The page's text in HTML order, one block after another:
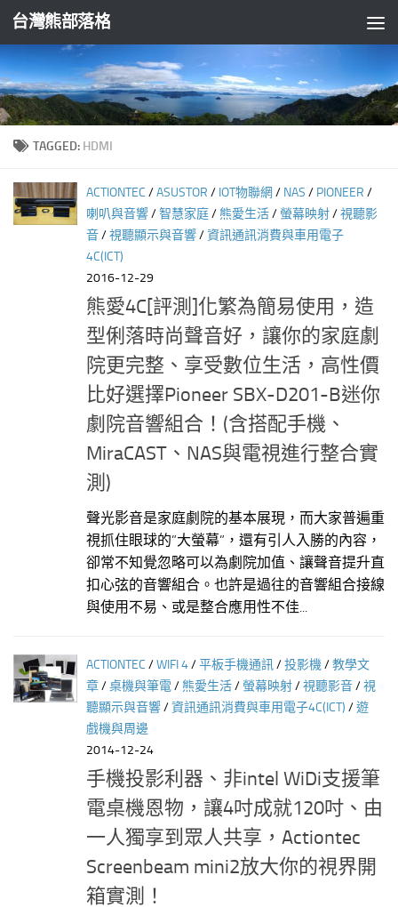
Skip to content
台灣熊部落格
TAGGED: HDMI
ACTIONTEC /ASUSTOR / IOT物聯網 / NAS / PIONEER /
喇叭與音響/智慧家庭/ 熊愛生活/ 螢幕映射/視聽影
音/視聽顯示與音響/資訊通訊消費與車用電子
4C(ICT)
2016-12-29
熊愛4C[評測]化繁為簡易使用，造
型俐落時尚聲音好，讓你的家庭劇
院更完整、享受數位生活，高性價
比好選擇Pioneer SBX-D201-B迷你
劇院音響組合！(含搭配手機、
MiraCAST、NAS與電視進行整合實
測)
聲光影音是家庭劇院的基本展現，而大家普遍重
視抓住眼球的”大螢幕”，還有引人入勝的內容，
卻常不知覺忽略可以為劇院加值、讓聲音提升直
扣心弦的音響組合。也許是過往的音響組合接線
與使用不易、或是整合應用性不佳...
ACTIONTEC /WIFI 4/平板手機通訊/投影機/教學文
章/桌機與筆電/ 熊愛生活/ 螢幕映射/視聽影音/視
聽顯示與音響/資訊通訊消費與車用電子4C(ICT) /遊
戲機與周邊
2014-12-24
手機投影利器、非intel WiDi支援筆
電桌機恩物，讓4吋成就120吋、由
一人獨享到眾人共享，Actiontec
Screenbeam mini2放大你的視界開
箱實測！